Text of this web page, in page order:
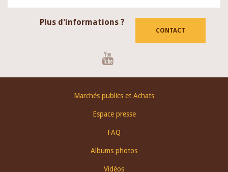
Plus d'informations ?
CONTACT
Marchés publics et Achats
Espace presse
FAQ
Albums photos
Vidéos